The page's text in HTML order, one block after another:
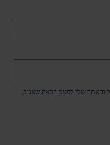
והאתר שלי לפעם הבאה שאגיב.